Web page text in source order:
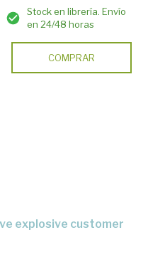
Stock en librería. Envío
en 24/48 horas
COMPRAR